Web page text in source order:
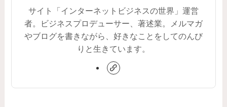
サイト「インターネットビジネスの世界」運営
者。ビジネスプロデューサー、著述業。メルマガ
やブログを書きながら、好きなことをしてのんび
りと生きています。